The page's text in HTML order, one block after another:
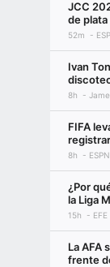
JCC
de
52m
Ivan
8h
FIFA
8h ESPN
¿Por
la Liga
15h EFE
La AFA
frente